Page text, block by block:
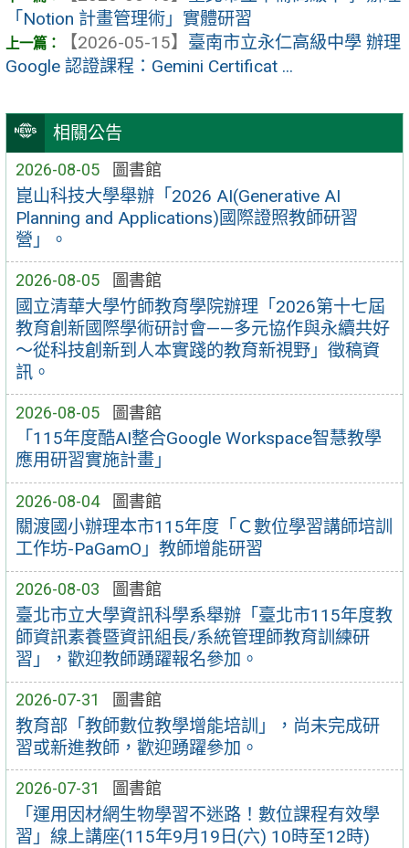
相關公告
2026-08-05 圖書館
崑山科技大學舉辦「2026 AI(Generative AI
Planning and Applications)國際證照教師研習
營」。
2026-08-05 圖書館
國立清華大學竹師教育學院辦理「2026第十七屆
教育創新國際學術研討會——多元協作與永續共好
～從科技創新到人本實踐的教育新視野」徵稿資
訊。
2026-08-05 圖書館
「115年度酷AI整合Google Workspace智慧教學
應用研習實施計畫」
2026-08-04 圖書館
關渡國小辦理本市115年度「Ｃ數位學習講師培訓
工作坊-PaGamO」教師增能研習
2026-08-03 圖書館
臺北市立大學資訊科學系舉辦「臺北市115年度教
師資訊素養暨資訊組長/系統管理師教育訓練研
習」，歡迎教師踴躍報名參加。
2026-07-31 圖書館
教育部「教師數位教學增能培訓」，尚未完成研
習或新進教師，歡迎踴躍參加。
2026-07-31 圖書館
「運用因材網生物學習不迷路！數位課程有效學
習」線上講座(115年9月19日(六) 10時至12時)
「Notion 計畫管理術」實體研習
【2026-05-15】 臺南市立永仁高級中學 辦理
Google 認證課程：Gemini Certificat ...